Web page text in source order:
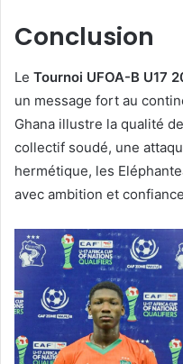
Conclusion
Le Tournoi UFOA-B U17
un message fort au
Ghana illustre la qualité
collectif soudé, une
hermétique, les
avec ambition et